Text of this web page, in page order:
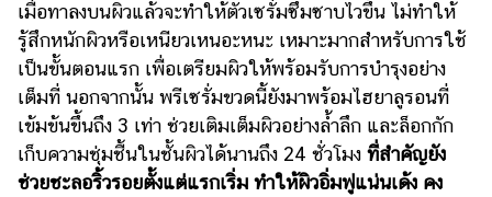
เมื่อทาลงบนผิวแล้วจะทำให้ตัวเซรั่มซึมซาบไวขึ้น ไม่ทำให้
รู้สึกหนักผิวหรือเหนียวเหนอะหนะ เหมาะมากสำหรับการใช้
เป็นขั้นตอนแรก เพื่อเตรียมผิวให้พร้อมรับการบำรุงอย่าง
เต็มที่ นอกจากนั้น พรีเซรั่มขวดนี้ยังมาพร้อมไฮยาลูรอนที่
เข้มข้นขึ้นถึง 3 เท่า ช่วยเติมเต็มผิวอย่างล้ำลึก และล็อกกัก
เก็บความชุ่มชื้นในชั้นผิวได้นานถึง 24 ชั่วโมง ที่สำคัญยัง
ช่วยชะลอริ้วรอยตั้งแต่แรกเริ่ม ทำให้ผิวอิ่มฟูแน่นเด้ง คง